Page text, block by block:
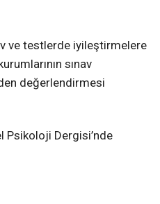
ve testlerde iyileştirmelere
sınav
değerlendirmesi
Psikoloji Dergisi’nde